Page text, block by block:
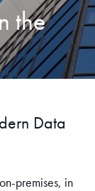
the
Data
premises, in